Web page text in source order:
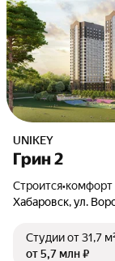
UNIKEY
Грин 2
Строится•комфорт
Хабаровск, ул.
Студииот 31,7
от 5,7 млн ₽